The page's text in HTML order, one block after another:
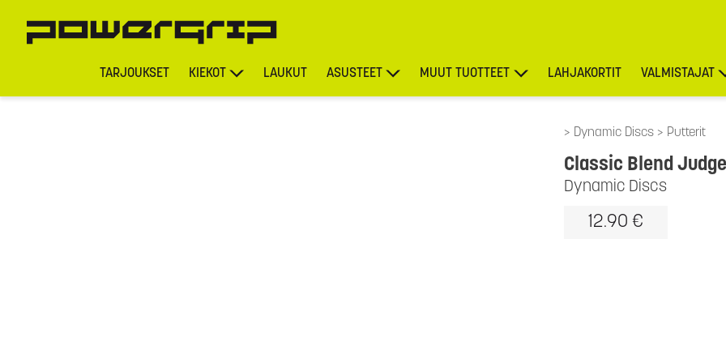
TARJOUKSET KIEKOT LAUKUT ASUSTEET MUUT TUOTTEET LAHJAKORTIT VALMISTAJAT
Dynamic Discs Putterit
Dynamic Discs
Classic Blend
12.90 €